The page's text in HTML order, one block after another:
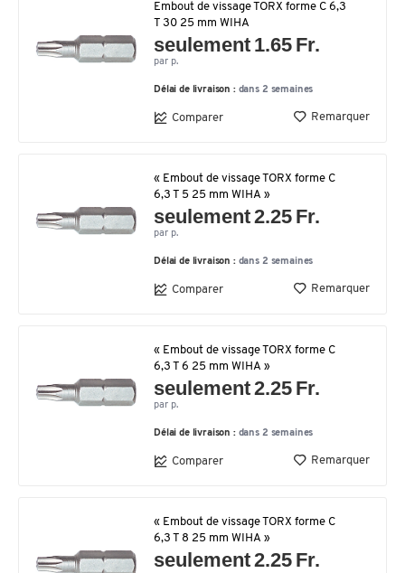
Embout de vissage TORX forme C 6,3
T 30 25 mm WIHA
seulement 1.65 Fr.
par p.
Délai de livraison : dans 2 semaines
Comparer Remarquer
« Embout de vissage TORX forme C
6,3 T 5 25 mm WIHA »
seulement 2.25 Fr.
par p.
Délai de livraison : dans 2 semaines
Comparer Remarquer
« Embout de vissage TORX forme C
6,3 T 6 25 mm WIHA »
seulement 2.25 Fr.
par p.
Délai de livraison : dans 2 semaines
Comparer Remarquer
« Embout de vissage TORX forme C
6,3 T 8 25 mm WIHA »
seulement 2.25 Fr.